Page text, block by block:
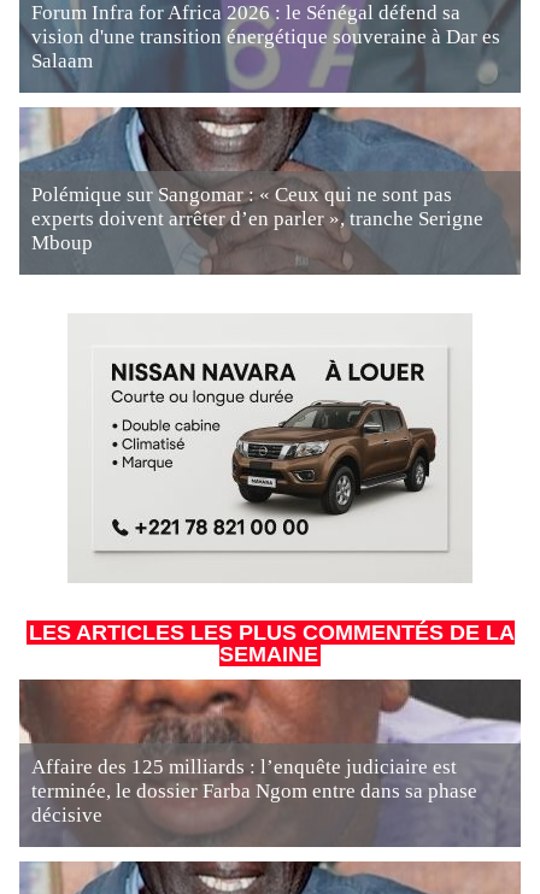
Forum Infra for Africa 2026 : le Sénégal défend sa
vision d'une transition énergétique souveraine à Dar es
Salaam
Polémique sur Sangomar : « Ceux qui ne sont pas
experts doivent arrêter d’en parler », tranche Serigne
Mboup
LES ARTICLES LES PLUS COMMENTÉS DE LA
SEMAINE
Affaire des 125 milliards : l’enquête judiciaire est
terminée, le dossier Farba Ngom entre dans sa phase
décisive